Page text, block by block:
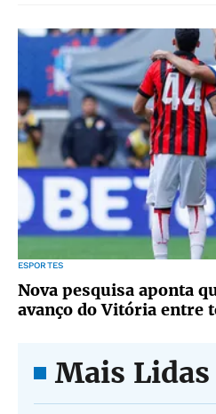
ESPORTES
Nova pesquisa aponta
avanço do Vitória entre
Mais Lidas